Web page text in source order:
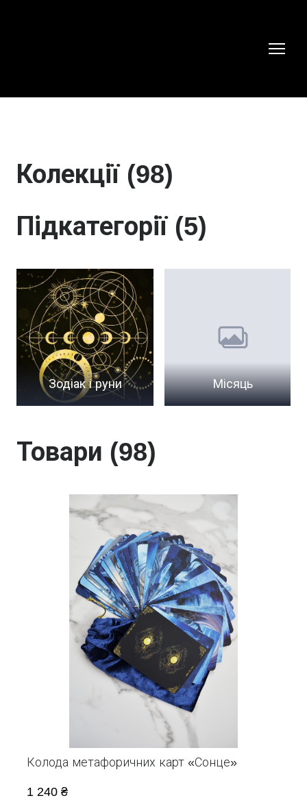
Колекції (98)
Підкатегорії (5)
Зодіак і руни Місяць
Товари (98)
Колода метафоричних карт «Сонце»
1 240 ₴